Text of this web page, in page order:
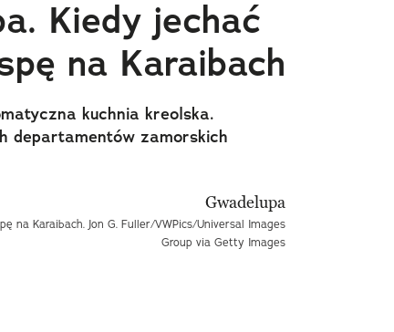
Kiedy jechać
na Karaibach
kuchnia kreolska.
departamentów zamorskich
na Karaibach. Jon G. Fuller/VWPics/Universal Images
Group via Getty Images